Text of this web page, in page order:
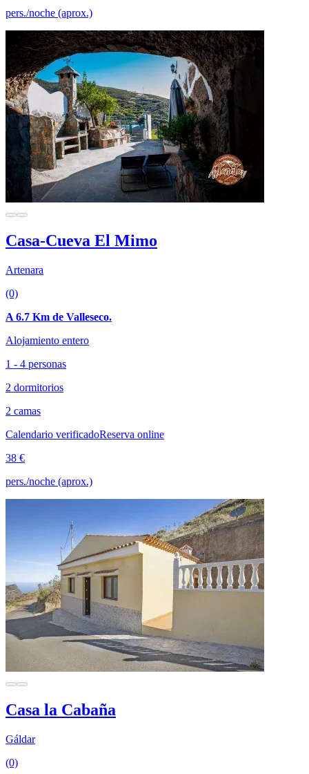
pers./noche (aprox.)
Casa-Cueva El Mimo
Artenara
(0)
A 6.7 Km de Valleseco.
Alojamiento entero
1 - 4 personas
2 dormitorios
2 camas
Calendario verificadoReserva online
38 €
pers./noche (aprox.)
Casa la Cabaña
Gáldar
(0)